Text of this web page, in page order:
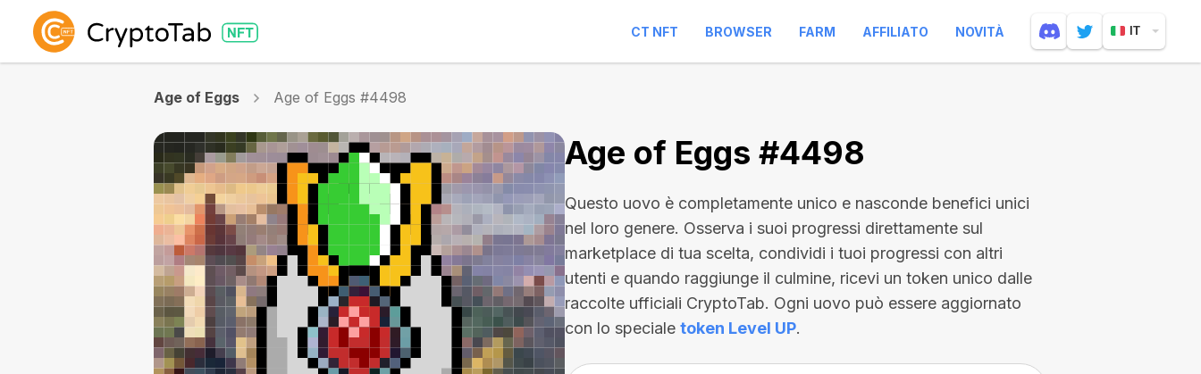
CT NFT BROWSER FARM AFFILIATO NOVITÀ IT
Age of Eggs Age of Eggs #4498
Age of Eggs #4498
Questo uovo è completamente unico e nasconde benefici unici
nel loro genere. Osserva i suoi progressi direttamente sul
marketplace di tua scelta, condividi i tuoi progressi con altri
utenti e quando raggiunge il culmine, ricevi un token unico dalle
raccolte ufficiali CryptoTab. Ogni uovo può essere aggiornato
con lo speciale token Level UP.